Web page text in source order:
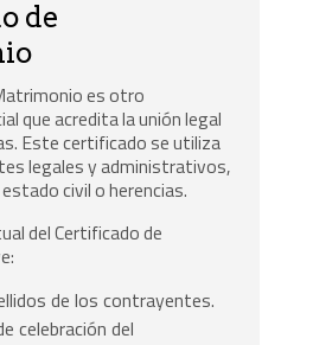
de
es otro
que acredita la unión legal
Este certificado se utiliza
legales y administrativos,
civil o herencias.
del Certificado de
de los contrayentes.
celebración del